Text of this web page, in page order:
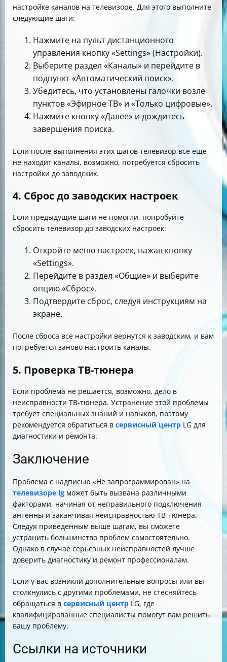
настройке каналов на телевизоре. Для этого выполните
следующие шаги:
Нажмите на пульт дистанционного
управления кнопку «Settings» (Настройки).
Выберите раздел «Каналы» и перейдите в
подпункт «Автоматический поиск».
Убедитесь, что установлены галочки возле
пунктов «Эфирное ТВ» и «Только цифровые».
Нажмите кнопку «Далее» и дождитесь
завершения поиска.
Если после выполнения этих шагов телевизор все еще
не находит каналы, возможно, потребуется сбросить
настройки до заводских.
4. Сброс до заводских настроек
Если предыдущие шаги не помогли, попробуйте
сбросить телевизор до заводских настроек:
Откройте меню настроек, нажав кнопку
«Settings».
Перейдите в раздел «Общие» и выберите
опцию «Сброс».
Подтвердите сброс, следуя инструкциям на
экране.
После сброса все настройки вернутся к заводским, и вам
потребуется заново настроить каналы.
5. Проверка ТВ-тюнера
Если проблема не решается, возможно, дело в
неисправности ТВ-тюнера. Устранение этой проблемы
требует специальных знаний и навыков, поэтому
рекомендуется обратиться в сервисный центр LG для
диагностики и ремонта.
Заключение
Проблема с надписью «Не запрограммирован» на
телевизоре lg может быть вызвана различными
факторами, начиная от неправильного подключения
антенны и заканчивая неисправностью ТВ-тюнера.
Следуя приведенным выше шагам, вы сможете
устранить большинство проблем самостоятельно.
Однако в случае серьезных неисправностей лучше
доверить диагностику и ремонт профессионалам.
Если у вас возникли дополнительные вопросы или вы
столкнулись с другими проблемами, не стесняйтесь
обращаться в сервисный центр LG, где
квалифицированные специалисты помогут вам решить
вашу проблему.
Ссылки на источники